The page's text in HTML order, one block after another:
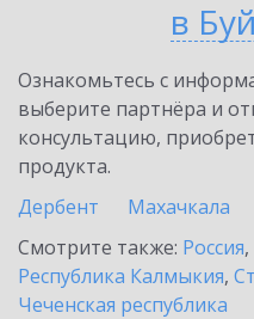
в
Ознакомьтесь с
выберите партнёра и
консультацию,
продукта.
Дербент
Махачкала
Смотрите также: Россия,
Республика Калмыкия,
Чеченская республика